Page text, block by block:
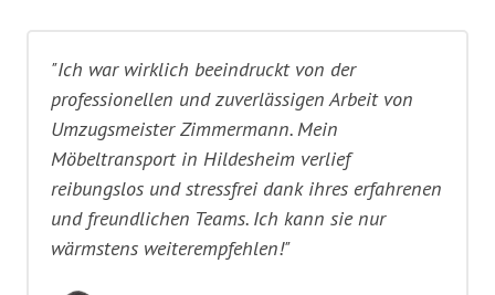
"Ich war wirklich beeindruckt von der
professionellen und zuverlässigen Arbeit von
Umzugsmeister Zimmermann. Mein
Möbeltransport in Hildesheim verlief
reibungslos und stressfrei dank ihres erfahrenen
und freundlichen Teams. Ich kann sie nur
wärmstens weiterempfehlen!"